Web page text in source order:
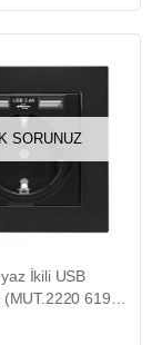
SORUNUZ
İkili USB
(MUT.2220 619